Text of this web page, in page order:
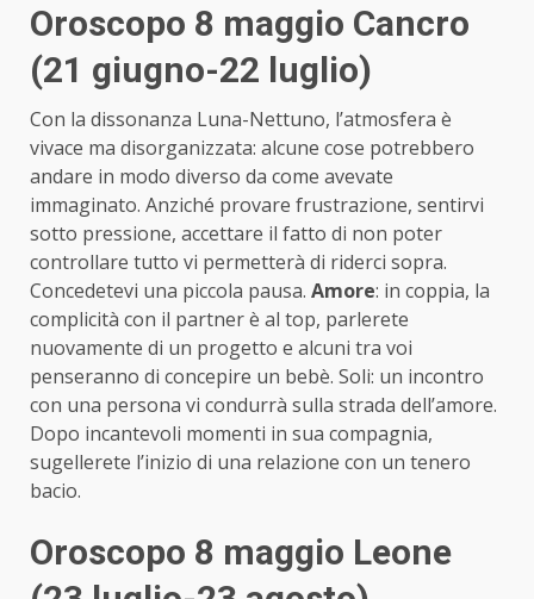
Oroscopo 8 maggio Cancro
(21 giugno-22 luglio)
Con la dissonanza Luna-Nettuno, l’atmosfera è
vivace ma disorganizzata: alcune cose potrebbero
andare in modo diverso da come avevate
immaginato. Anziché provare frustrazione, sentirvi
sotto pressione, accettare il fatto di non poter
controllare tutto vi permetterà di riderci sopra.
Concedetevi una piccola pausa. Amore: in coppia, la
complicità con il partner è al top, parlerete
nuovamente di un progetto e alcuni tra voi
penseranno di concepire un bebè. Soli: un incontro
con una persona vi condurrà sulla strada dell’amore.
Dopo incantevoli momenti in sua compagnia,
sugellerete l’inizio di una relazione con un tenero
bacio.
Oroscopo 8 maggio Leone